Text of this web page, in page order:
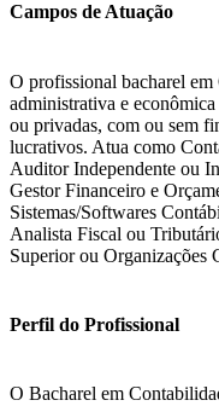
Campos de Atuação
O profissional bacharel em
administrativa e
ou privadas, com ou sem
lucrativos. Atua como
Auditor Independente ou
Gestor Financeiro e
Sistemas/Softwares
Analista Fiscal ou
Superior ou Organizações
Perfil do Profissional
O Bacharel em